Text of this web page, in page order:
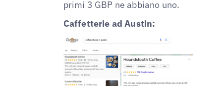
primi 3 GBP ne abbiano uno.
Caffetterie ad Austin: